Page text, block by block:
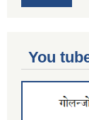
You